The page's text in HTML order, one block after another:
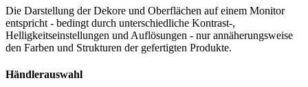
Die Darstellung der Dekore und Oberflächen auf einem Monitor
entspricht - bedingt durch unterschiedliche Kontrast-,
Helligkeitseinstellungen und Auflösungen - nur annäherungsweise
den Farben und Strukturen der gefertigten Produkte.
Händlerauswahl